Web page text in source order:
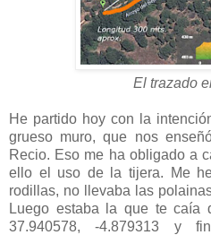
El trazado
He partido hoy con la
grueso muro, que nos
Recio. Eso me ha obligado a
ello el uso de la tijera. Me
rodillas, no llevaba las
Luego estaba la que te caía
37.940578, -4.879313 y